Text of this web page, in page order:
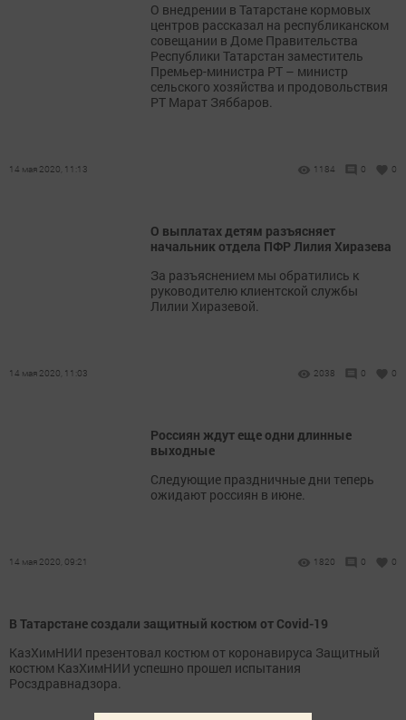
О внедрении в Татарстане кормовых
центров рассказал на республиканском
совещании в Доме Правительства
Республики Татарстан заместитель
Премьер-министра РТ – министр
сельского хозяйства и продовольствия
РТ Марат Зяббаров.
14 мая 2020, 11:13 1184 0 0
О выплатах детям разъясняет
начальник отдела ПФР Лилия Хиразева
За разъяснением мы обратились к
руководителю клиентской службы
Лилии Хиразевой.
14 мая 2020, 11:03 2038 0 0
Россиян ждут еще одни длинные
выходные
Следующие праздничные дни теперь
ожидают россиян в июне.
14 мая 2020, 09:21 1820 0 0
В Татарстане создали защитный костюм от Covid-19
КазХимНИИ презентовал костюм от коронавируса Защитный
костюм КазХимНИИ успешно прошел испытания
Росздравнадзора.